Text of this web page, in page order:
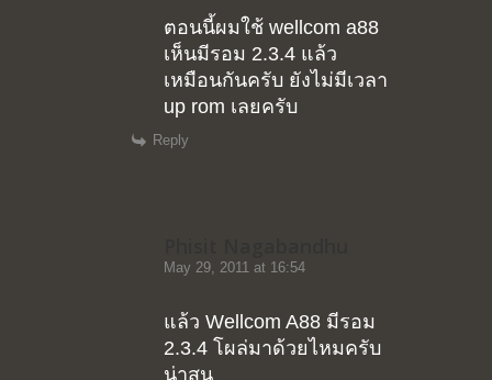
ตอนนี้ผมใช้ wellcom a88
เห็นมีรอม 2.3.4 แล้ว
เหมือนกันครับ ยังไม่มีเวลา
up rom เลยครับ
Reply
May 29, 2011 at 16:54
แล้ว Wellcom A88 มีรอม
2.3.4 โผล่มาด้วยไหมครับ
น่าสน